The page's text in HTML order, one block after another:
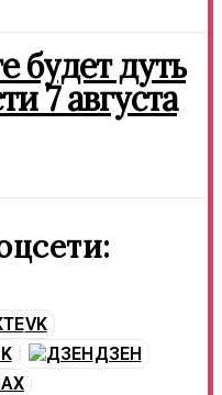
будет дуть
7 августа
VK
ДЗЕН